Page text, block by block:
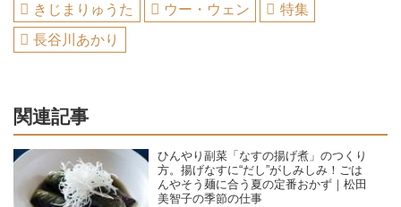
きじまりゅうた
ウー・ウェン
特集
長谷川あかり
関連記事
ひんやり副菜「なすの揚げ煮」のつくり
方。揚げなすに“だし”がしみしみ！ごは
んやそう麺に合う夏の定番おかず｜松田
美智子の季節の仕事